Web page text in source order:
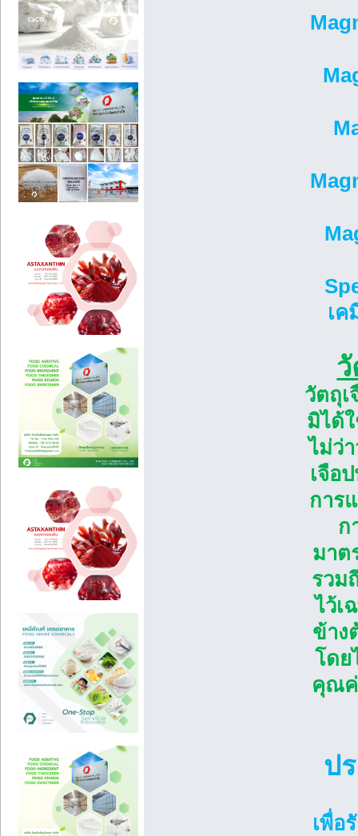
เ
วัตถุ
มิได้
ไม่ว่
เจือ
การ
ก
มาต
รวม
ไว้เ
ข้าง
โดย
คุณค่
ป
เพื่อ